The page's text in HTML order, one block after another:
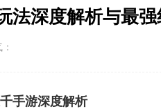
法深度解析与最
手游深度解析